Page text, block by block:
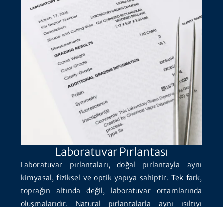
Laboratuvar Pırlantası
Laboratuvar pırlantaları, doğal pırlantayla aynı
kimyasal, fiziksel ve optik yapıya sahiptir. Tek fark,
toprağın altında değil, laboratuvar ortamlarında
oluşmalarıdır. Natural pırlantalarla aynı ışıltıyı